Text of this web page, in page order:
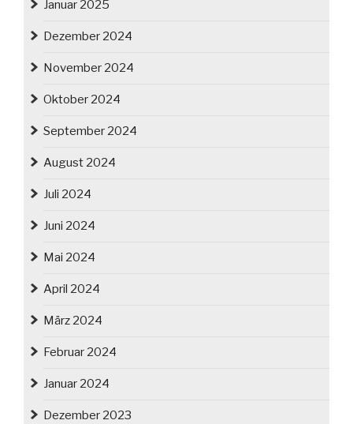
Januar 2025
Dezember 2024
November 2024
Oktober 2024
September 2024
August 2024
Juli 2024
Juni 2024
Mai 2024
April 2024
März 2024
Februar 2024
Januar 2024
Dezember 2023